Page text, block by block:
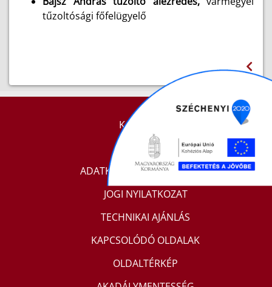
tűzoltósági főfelügyelő
KAPCSOLAT
IMPRESSZUM
ADATKEZELÉSI TÁJÉKOZTATÓ
JOGI NYILATKOZAT
TECHNIKAI AJÁNLÁS
KAPCSOLÓDÓ OLDALAK
OLDALTÉRKÉP